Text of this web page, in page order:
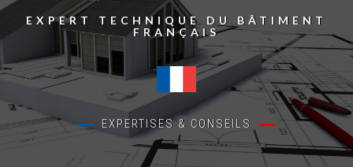
EXPERT TECHNIQUE DU BÂTIMENT
FRANÇAIS
EXPERTISES & CONSEILS